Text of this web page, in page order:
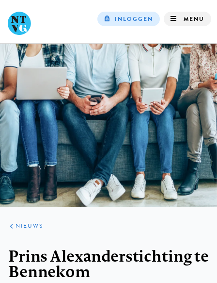
navigation
INLOGGEN MENU
ARTIKELEN
HET
KORT
NIEUWS
Prins Alexanderstichting te
Bennekom